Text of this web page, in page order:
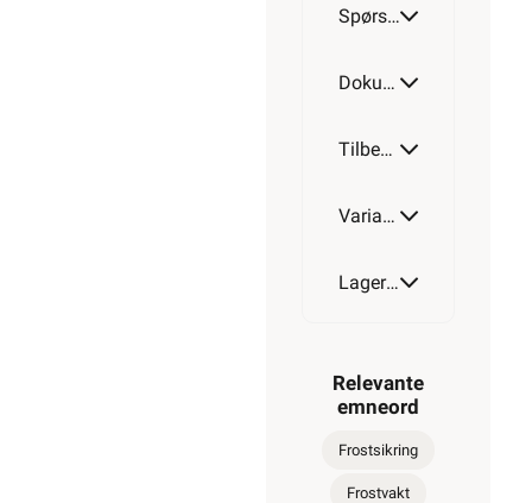
Spørsmål og svar
Dokumentasjon
Tilbehør
Varianter av artikkel
Lagerstatus
Relevante
emneord
Frostsikring
Frostvakt